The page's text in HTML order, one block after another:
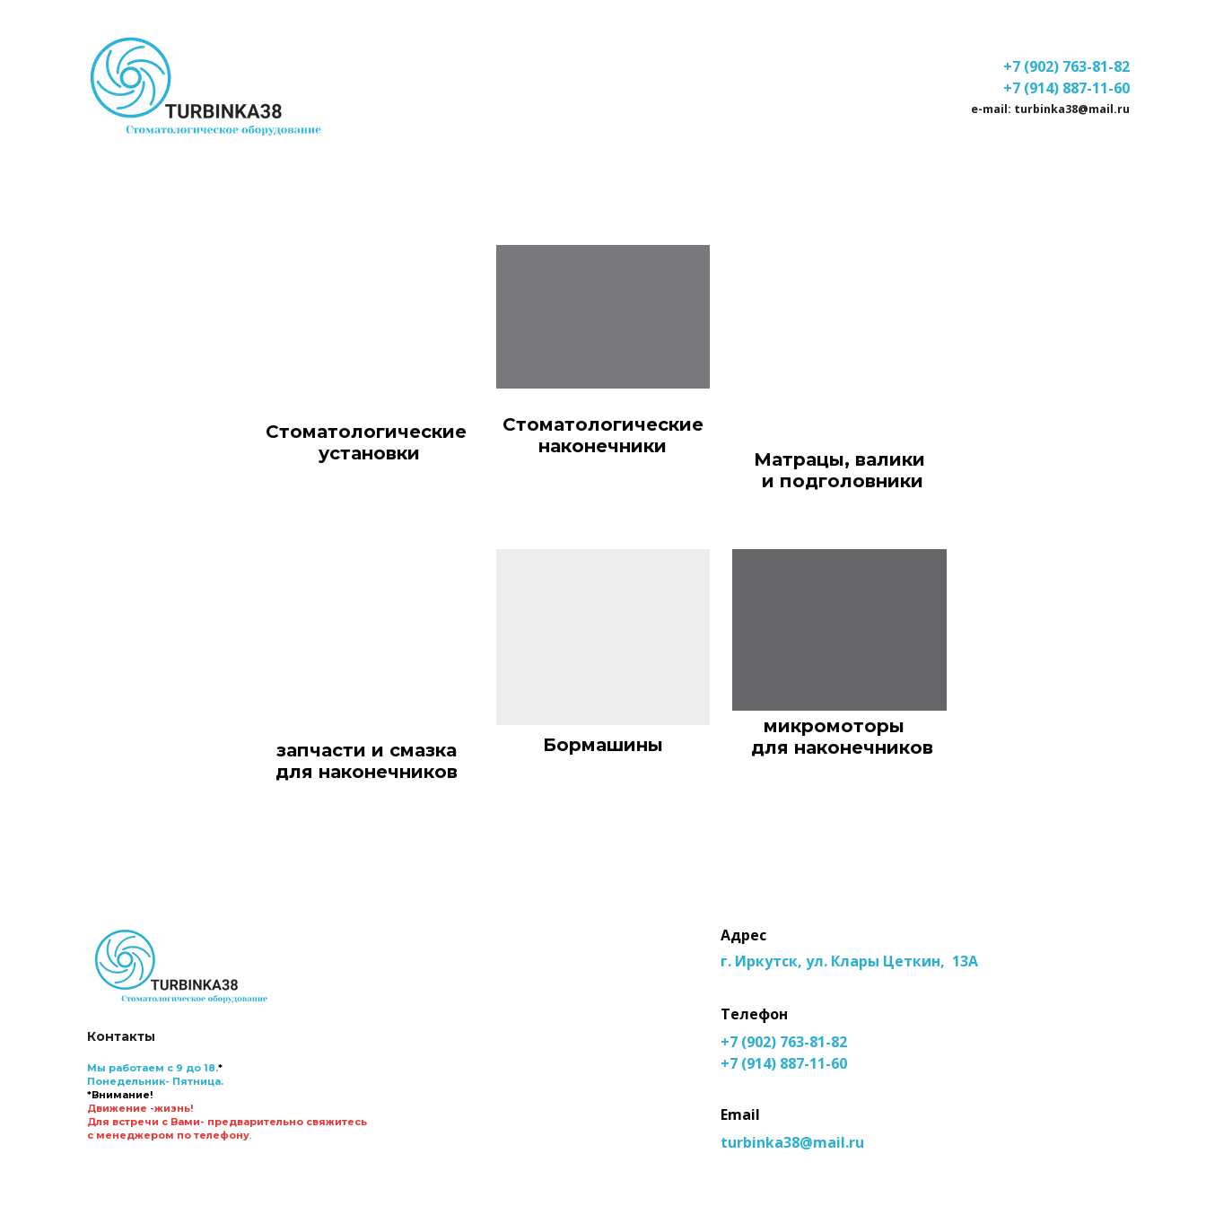
+7 (902) 763-81-82
+7 (914) 887-11-60
e-mail: turbinka38@mail.ru
Стоматологические
установки
Стоматологические
наконечники
Матрацы, валики
и подголовники
запчасти и смазка
для наконечников
Бормашины
микромоторы
для наконечников
Контакты
Мы работаем с 9 до 18.*
Понедельник- Пятница.
*Внимание!
Движение -жизнь!
Для встречи с Вами- предварительно свяжитесь
с менеджером по телефону.
Адрес
г. Иркутск, ул. Клары Цеткин, 13А
Телефон
+7 (902) 763-81-82
+7 (914) 887-11-60
Email
turbinka38@mail.ru